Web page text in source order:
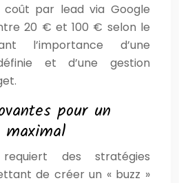
coût par lead via Google
20 € et 100 € selon le
l’importance d’une
et d’une gestion
pour un
des stratégies
de créer un « buzz »